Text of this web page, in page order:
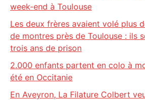
week-end à Toulouse
Les deux frères avaient volé plus
de montres près de Toulouse : ils
trois ans de prison
2.000 enfants partent en colo à
été en Occitanie
En Aveyron, La Filature Colbert